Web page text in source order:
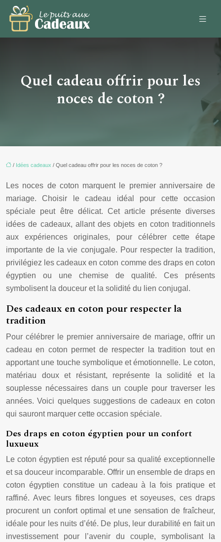
Quel cadeau offrir pour les
noces de coton ?
/ Idées cadeaux / Quel cadeau offrir pour les noces de coton ?
Les noces de coton marquent le premier anniversaire de
mariage. Choisir le cadeau idéal pour cette occasion
spéciale peut être délicat. Cet article présente diverses
idées de cadeaux, allant des objets en coton traditionnels
aux expériences originales, pour célébrer cette étape
importante de la vie conjugale. Pour respecter la tradition,
privilégiez les cadeaux en coton comme des draps en coton
égyptien ou une chemise de qualité. Ces présents
symbolisent la douceur et la solidité du lien conjugal.
Des cadeaux en coton pour respecter la
tradition
Pour célébrer le premier anniversaire de mariage, offrir un
cadeau en coton permet de respecter la tradition tout en
apportant une touche symbolique et émotionnelle. Le coton,
matériau doux et résistant, représente la solidité et la
souplesse nécessaires dans un couple pour traverser les
années. Voici quelques suggestions de cadeaux en coton
qui sauront marquer cette occasion spéciale.
Des draps en coton égyptien pour un confort
luxueux
Le coton égyptien est réputé pour sa qualité exceptionnelle
et sa douceur incomparable. Offrir un ensemble de draps en
coton égyptien constitue un cadeau à la fois pratique et
raffiné. Avec leurs fibres longues et soyeuses, ces draps
procurent un confort optimal et une sensation de fraîcheur,
idéale pour les nuits d’été. De plus, leur durabilité en fait un
investissement pour l’avenir du couple, symbolisant la